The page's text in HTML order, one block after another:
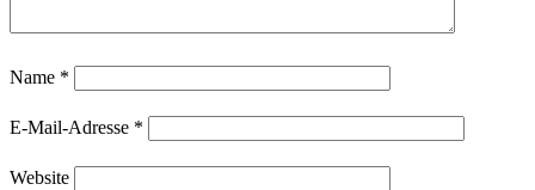
Name *
E-Mail-Adresse *
Website